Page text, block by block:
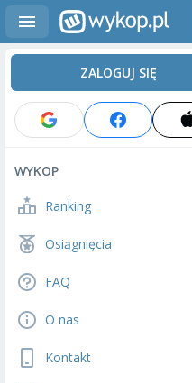
ZALOGUJ SIĘ
WYKOP
Ranking
Osiągnięcia
FAQ
O nas
Kontakt